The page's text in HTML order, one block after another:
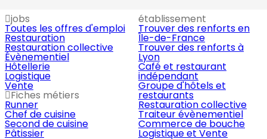
jobs
Toutes les offres d'emploi
Restauration
Restauration collective
Évènementiel
Hôtellerie
Logistique
Vente
Fiches métiers
Runner
Chef de cuisine
Second de cuisine
Pâtissier
établissement
Trouver des renforts en
Île-de-France
Trouver des renforts à
Lyon
Café et restaurant
indépendant
Groupe d'hôtels et
restaurants
Restauration collective
Traiteur évènementiel
Commerce de bouche
Logistique et Vente